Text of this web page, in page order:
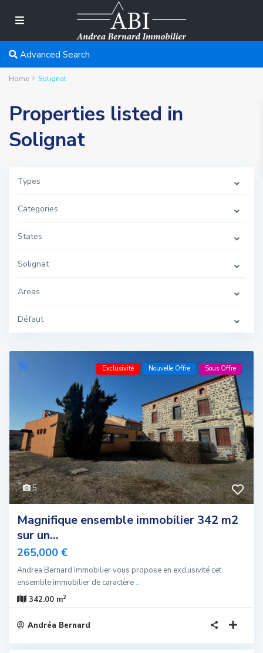
Advanced Search
Home Solignat
Properties listed in
Solignat
Types
Categories
States
Solignat
Areas
Défaut
5
Exclusivité Nouvelle Offre Sous Offre
Magnifique ensemble immobilier 342 m2
sur un...
265,000 €
Andrea Bernard Immobilier vous propose en exclusivité cet
ensemble immobilier de caractère...
342.00 m2
Andréa Bernard